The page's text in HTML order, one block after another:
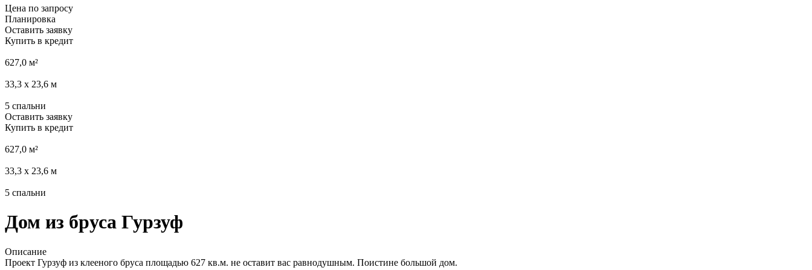
Цена по запросу
Планировка
Оставить заявку
Купить в кредит
627,0 м²
33,3 х 23,6 м
5 спальни
Оставить заявку
Купить в кредит
627,0 м²
33,3 х 23,6 м
5 спальни
Дом из бруса Гурзуф
Описание
Проект Гурзуф из клееного бруса площадью 627 кв.м. не оставит вас равнодушным. Поистине большой дом.